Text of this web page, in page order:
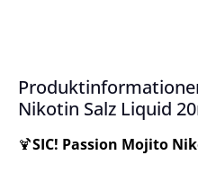
Nikotin Salz Liquid
🍹SIC! Passion Mojito